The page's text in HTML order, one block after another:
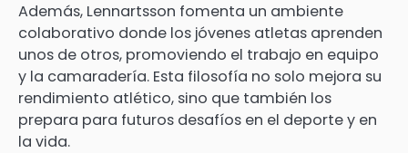
Además, Lennartsson fomenta un ambiente
colaborativo donde los jóvenes atletas aprenden
unos de otros, promoviendo el trabajo en equipo
y la camaradería. Esta filosofía no solo mejora su
rendimiento atlético, sino que también los
prepara para futuros desafíos en el deporte y en
la vida.